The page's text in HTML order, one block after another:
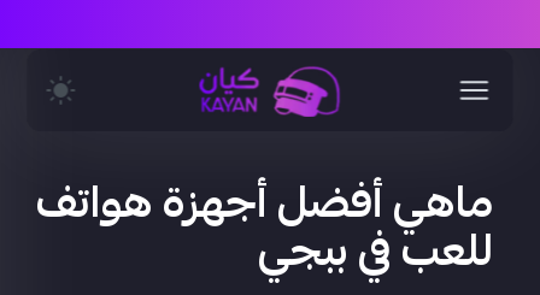
ماهي أفضل أجهزة هواتف
للعب في ببجي